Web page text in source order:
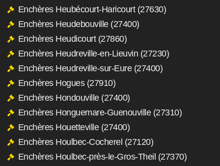
Enchères Heubécourt-Haricourt (27630)
Enchères Heudebouville (27400)
Enchères Heudicourt (27860)
Enchères Heudreville-en-Lieuvin (27230)
Enchères Heudreville-sur-Eure (27400)
Enchères Hogues (27910)
Enchères Hondouville (27400)
Enchères Honguemare-Guenouville (27310)
Enchères Houetteville (27400)
Enchères Houlbec-Cocherel (27120)
Enchères Houlbec-près-le-Gros-Theil (27370)